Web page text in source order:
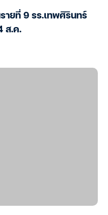
ายที่ 9 รร.เทพศิรินทร์
ส.ค.